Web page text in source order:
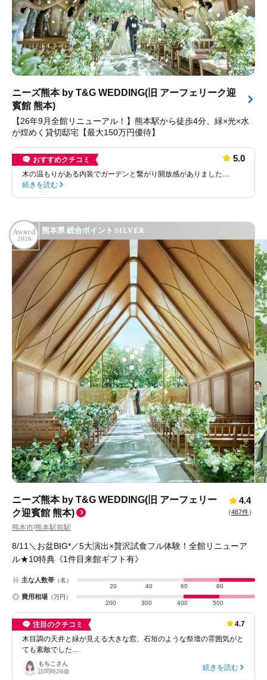
ニーズ熊本 by T&G WEDDING(旧 アーフェリーク迎
賓館 熊本)
【26年9月全館リニューアル！】熊本駅から徒歩4分、緑×光×水
が煌めく貸切邸宅【最大150万円優待】
おすすめクチコミ 5.0
木の温もりがある内装でガーデンと繋がり開放感がありました…
続きを読む
Award
2026
熊本県 総合ポイント SILVER
ニーズ熊本 by T&G WEDDING(旧 アーフェリー
ク迎賓館 熊本)
熊本市/熊本駅前駅
4.4
（467件）
8/11＼お盆BIG*／5大演出×贅沢試食フル体験！全館リニューア
ル★10特典《1件目来館ギフト有》
主な人数帯 （名）
20
40 60 80
費用相場 （万円）
200
300 400 500
注目のクチコミ
4.7
木目調の天井と緑が見える大きな窓、石垣のような祭壇の雰囲気がと
ても素敵でした…
もちこ さん
訪問時29歳 続きを読む